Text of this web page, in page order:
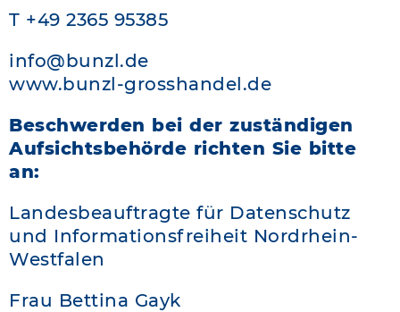
T +49 2365 95385
info@bunzl.de
www.bunzl-grosshandel.de
Beschwerden bei der zuständigen
Aufsichtsbehörde richten Sie bitte
an:
Landesbeauftragte für Datenschutz
und Informationsfreiheit Nordrhein-
Westfalen
Frau Bettina Gayk